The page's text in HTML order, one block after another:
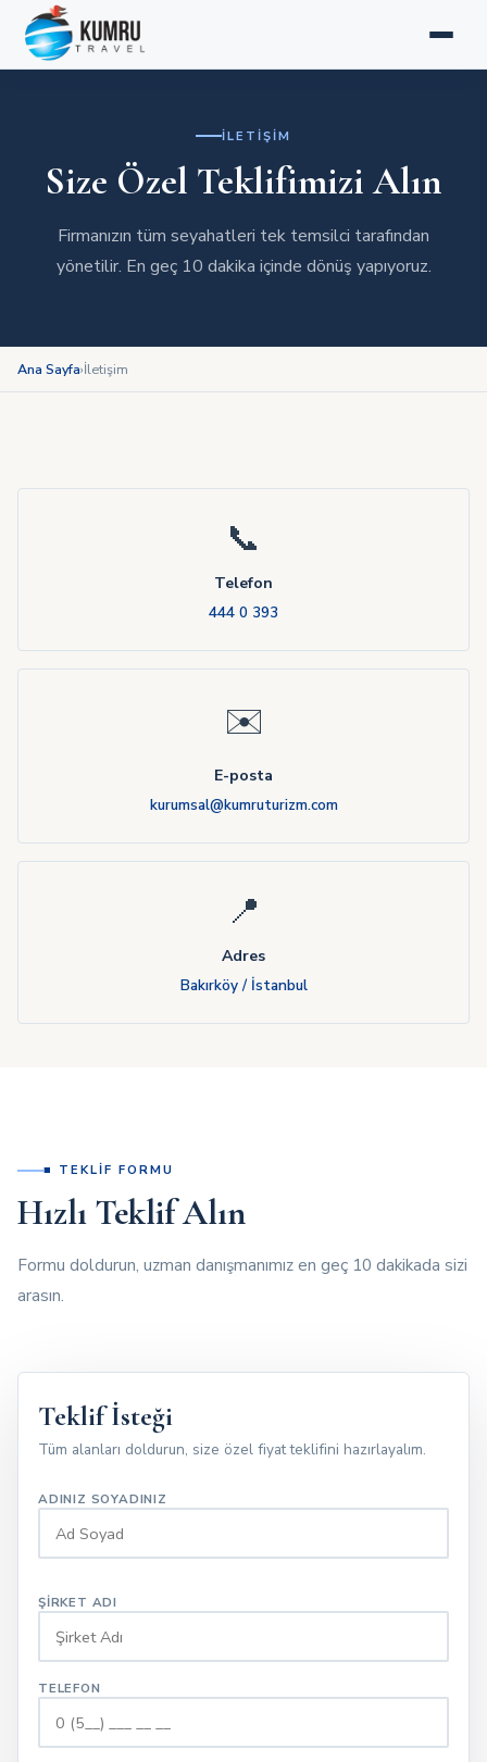
ANASAYFA
SEYAHAT YÖNETIMI
RAPORLAMA
HAKKIMIZDA
İLETIŞIM
Size Özel Teklifimizi Alın
Firmanızın tüm seyahatleri tek temsilci tarafından
yönetilir. En geç 10 dakika içinde dönüş yapıyoruz.
Ana Sayfa›İletişim
📞
Telefon
444 0 393
✉️
E-posta
kurumsal@kumruturizm.com
📍
Adres
Bakırköy / İstanbul
■ TEKLIF FORMU
Hızlı Teklif Alın
Formu doldurun, uzman danışmanımız en geç 10 dakikada sizi
arasın.
Teklif İsteği
Tüm alanları doldurun, size özel fiyat teklifini hazırlayalım.
ADINIZ SOYADINIZ
ŞIRKET ADI
TELEFON